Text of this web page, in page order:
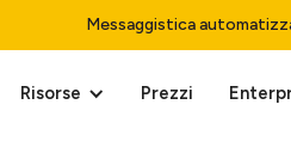
Messaggistica
Risorse Prezzi